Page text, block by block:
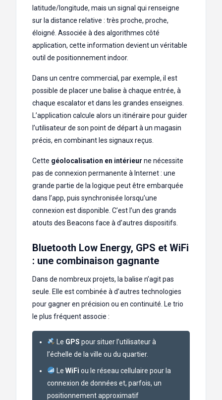
latitude/longitude, mais un signal qui renseigne
sur la distance relative : très proche, proche,
éloigné. Associée à des algorithmes côté
application, cette information devient un véritable
outil de positionnement indoor.
Dans un centre commercial, par exemple, il est
possible de placer une balise à chaque entrée, à
chaque escalator et dans les grandes enseignes.
L’application calcule alors un itinéraire pour guider
l’utilisateur de son point de départ à un magasin
précis, en combinant les signaux reçus.
Cette géolocalisation en intérieur ne nécessite
pas de connexion permanente à Internet : une
grande partie de la logique peut être embarquée
dans l’app, puis synchronisée lorsqu’une
connexion est disponible. C’est l’un des grands
atouts des Beacons face à d’autres dispositifs.
Bluetooth Low Energy, GPS et WiFi
: une combinaison gagnante
Dans de nombreux projets, la balise n’agit pas
seule. Elle est combinée à d’autres technologies
pour gagner en précision ou en continuité. Le trio
le plus fréquent associe :
Le GPS pour situer l’utilisateur à
l’échelle de la ville ou du quartier.
Le WiFi ou le réseau cellulaire pour la
connexion de données et, parfois, un
positionnement approximatif